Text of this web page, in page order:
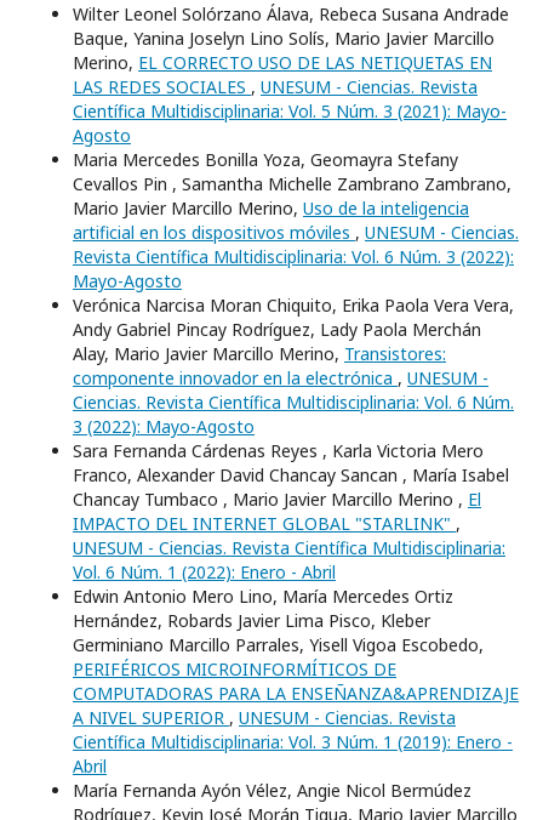
Wilter Leonel Solórzano Álava, Rebeca Susana Andrade
Baque, Yanina Joselyn Lino Solís, Mario Javier Marcillo
Merino, EL CORRECTO USO DE LAS NETIQUETAS EN
LAS REDES SOCIALES , UNESUM - Ciencias. Revista
Científica Multidisciplinaria: Vol. 5 Núm. 3 (2021): Mayo-
Agosto
Maria Mercedes Bonilla Yoza, Geomayra Stefany
Cevallos Pin , Samantha Michelle Zambrano Zambrano,
Mario Javier Marcillo Merino, Uso de la inteligencia
artificial en los dispositivos móviles , UNESUM - Ciencias.
Revista Científica Multidisciplinaria: Vol. 6 Núm. 3 (2022):
Mayo-Agosto
Verónica Narcisa Moran Chiquito, Erika Paola Vera Vera,
Andy Gabriel Pincay Rodríguez, Lady Paola Merchán
Alay, Mario Javier Marcillo Merino, Transistores:
componente innovador en la electrónica , UNESUM -
Ciencias. Revista Científica Multidisciplinaria: Vol. 6 Núm.
3 (2022): Mayo-Agosto
Sara Fernanda Cárdenas Reyes , Karla Victoria Mero
Franco, Alexander David Chancay Sancan , Marí­a Isabel
Chancay Tumbaco , Mario Javier Marcillo Merino , El
IMPACTO DEL INTERNET GLOBAL "STARLINK" ,
UNESUM - Ciencias. Revista Científica Multidisciplinaria:
Vol. 6 Núm. 1 (2022): Enero - Abril
Edwin Antonio Mero Lino, Marí­a Mercedes Ortiz
Hernández, Robards Javier Lima Pisco, Kleber
Germiniano Marcillo Parrales, Yisell Vigoa Escobedo,
PERIFÉRICOS MICROINFORMÍTICOS DE
COMPUTADORAS PARA LA ENSEÑANZA&APRENDIZAJE
A NIVEL SUPERIOR , UNESUM - Ciencias. Revista
Científica Multidisciplinaria: Vol. 3 Núm. 1 (2019): Enero -
Abril
María Fernanda Ayón Vélez, Angie Nicol Bermúdez
Rodríguez, Kevin José Morán Tigua, Mario Javier Marcillo